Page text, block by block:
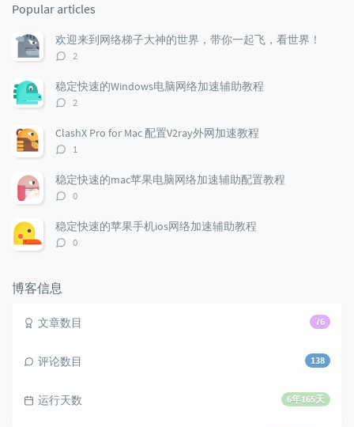
p
u
l
a
r
a
r
t
i
l
e
e
s
c
o
m
t
d
o
Popular articles
欢迎来到网络梯子大神的世界，带你一起飞，看世界！
评
数：
2
稳定快速的Windows电脑网络加速辅助教程
评
数：
2
ClashX Pro for Mac 配置V2ray外网加速教程
评
数：
1
稳定快速的mac苹果电脑网络加速辅助配置教程
评
数：
0
稳定快速的苹果手机ios网络加速辅助教程
评
0
博客信息
76
文章数目
138
评论数目
6年165天
运行天数